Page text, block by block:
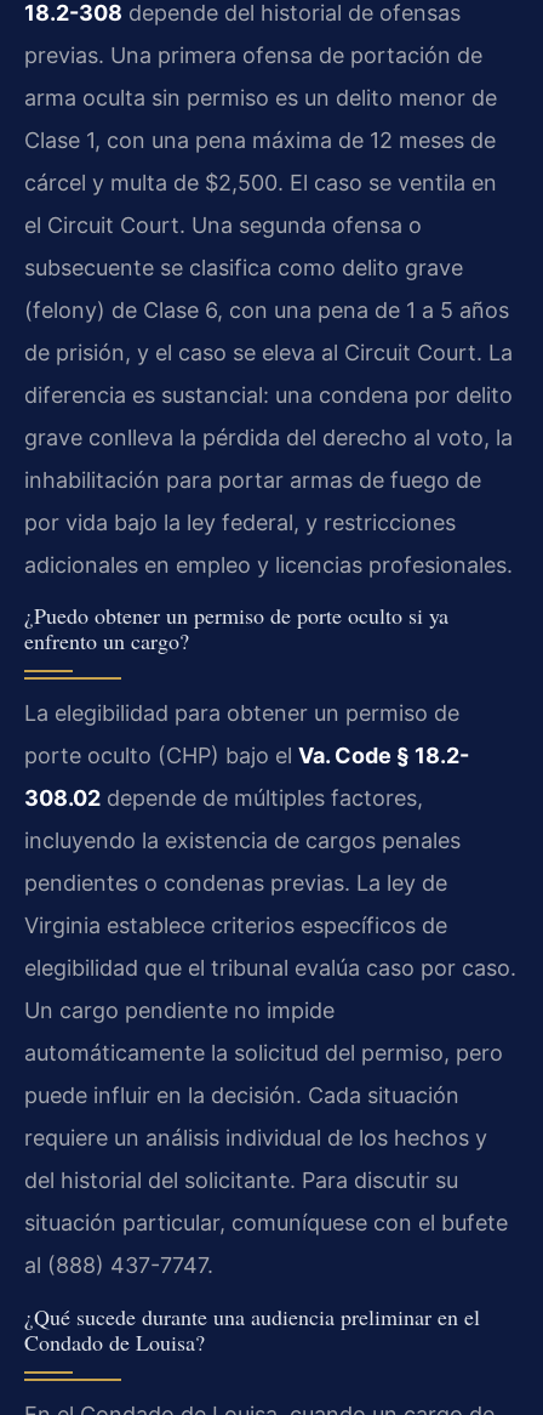
18.2-308 depende del historial de ofensas
previas. Una primera ofensa de portación de
arma oculta sin permiso es un delito menor de
Clase 1, con una pena máxima de 12 meses de
cárcel y multa de $2,500. El caso se ventila en
el Circuit Court. Una segunda ofensa o
subsecuente se clasifica como delito grave
(felony) de Clase 6, con una pena de 1 a 5 años
de prisión, y el caso se eleva al Circuit Court. La
diferencia es sustancial: una condena por delito
grave conlleva la pérdida del derecho al voto, la
inhabilitación para portar armas de fuego de
por vida bajo la ley federal, y restricciones
adicionales en empleo y licencias profesionales.
¿Puedo obtener un permiso de porte oculto si ya
enfrento un cargo?
La elegibilidad para obtener un permiso de
porte oculto (CHP) bajo el Va. Code § 18.2-
308.02 depende de múltiples factores,
incluyendo la existencia de cargos penales
pendientes o condenas previas. La ley de
Virginia establece criterios específicos de
elegibilidad que el tribunal evalúa caso por caso.
Un cargo pendiente no impide
automáticamente la solicitud del permiso, pero
puede influir en la decisión. Cada situación
requiere un análisis individual de los hechos y
del historial del solicitante. Para discutir su
situación particular, comuníquese con el bufete
al (888) 437-7747.
¿Qué sucede durante una audiencia preliminar en el
Condado de Louisa?